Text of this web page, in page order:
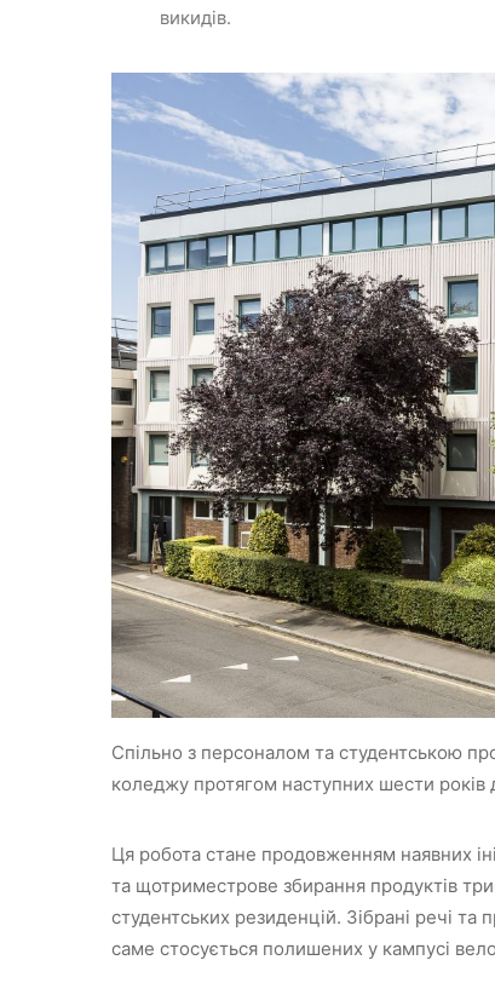
викидів.
Спільно з персоналом та студентською
коледжу протягом наступних шести років
Ця робота стане продовженням наявних
та щотриместрове збирання продуктів
студентських резиденцій. Зібрані речі
саме стосується полишених у кампусі